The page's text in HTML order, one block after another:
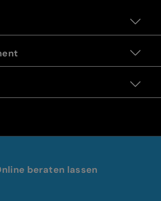
beraten lassen